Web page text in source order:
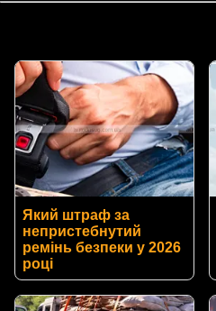
Який штраф за
непристебнутий
ремінь безпеки у 2026
році